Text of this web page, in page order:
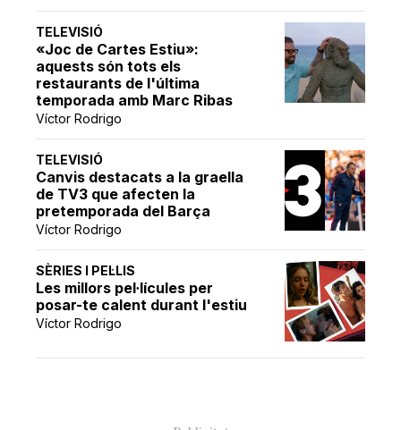
TELEVISIÓ
«Joc de Cartes Estiu»:
aquests són tots els
restaurants de l'última
temporada amb Marc Ribas
Víctor Rodrigo
TELEVISIÓ
Canvis destacats a la graella
de TV3 que afecten la
pretemporada del Barça
Víctor Rodrigo
SÈRIES I PEL·LIS
Les millors pel·lícules per
posar-te calent durant l'estiu
Víctor Rodrigo